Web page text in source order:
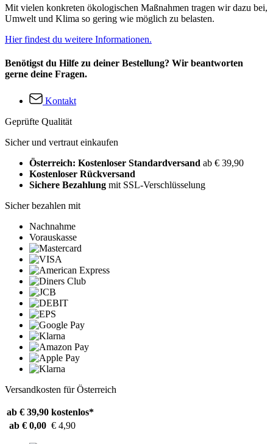
Mit vielen konkreten ökologischen Maßnahmen tragen wir dazu bei,
Umwelt und Klima so gering wie möglich zu belasten.
Hier findest du weitere Informationen.
Benötigst du Hilfe zu deiner Bestellung? Wir beantworten
gerne deine Fragen.
Kontakt
Geprüfte Qualität
Sicher und vertraut einkaufen
Österreich: Kostenloser Standardversand ab € 39,90
Kostenloser Rückversand
Sichere Bezahlung mit SSL-Verschlüsselung
Sicher bezahlen mit
Nachnahme
Vorauskasse
Versandkosten für Österreich
ab € 39,90 kostenlos*
ab € 0,00 € 4,90